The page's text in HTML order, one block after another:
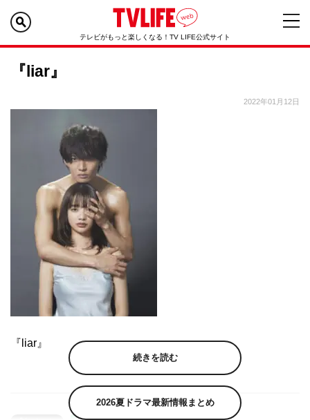
テレビがもっと楽しくなる！TV LIFE公式サイト
『liar』
2022年01月12日
『liar』
続きを読む
2026夏ドラマ最新情報まとめ